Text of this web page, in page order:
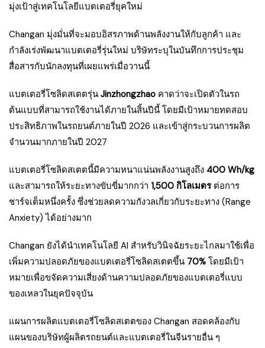
มุ่งเป้าสู่เทคโนโลยีแบตเตอรี่ยุคใหม่
Changan มุ่งมั่นที่จะมอบอิสรภาพด้านพลังงานให้กับลูกค้า และ
กำลังเร่งพัฒนาแบตเตอรี่รุ่นใหม่ บริษัทระบุในบันทึกการประชุม
สื่อสารกับนักลงทุนที่เผยแพร่เมื่อวานนี้
แบตเตอรี่โซลิดสเตตรุ่น Jinzhongzhao คาดว่าจะเปิดตัวในรถ
ต้นแบบที่สามารถใช้งานได้ภายในสิ้นปีนี้ โดยมีเป้าหมายทดสอบ
ประสิทธิภาพในรถยนต์ภายในปี 2026 และเข้าสู่กระบวนการผลิต
จำนวนมากภายในปี 2027
แบตเตอรี่โซลิดสเตตนี้มีความหนาแน่นพลังงานสูงถึง 400 Wh/kg
และสามารถให้ระยะทางขับขี่มากกว่า 1,500 กิโลเมตรต่อการ
ชาร์จเต็มหนึ่งครั้ง ซึ่งช่วยลดความกังวลเกี่ยวกับระยะทาง (Range
Anxiety) ได้อย่างมาก
Changan ยังได้นำเทคโนโลยี AI สำหรับวินิจฉัยระยะไกลมาใช้เพื่อ
เพิ่มความปลอดภัยของแบตเตอรี่โซลิดสเตตขึ้น 70% โดยมีเป้า
หมายเพื่อขจัดความเสี่ยงด้านความปลอดภัยของแบตเตอรี่แบบ
ของเหลวในยุคปัจจุบัน
แผนการผลิตแบตเตอรี่โซลิดสเตตของ Changan สอดคล้องกับ
แผนของบริษัทผู้ผลิตรถยนต์และแบตเตอรี่ในจีนรายอื่น ๆ